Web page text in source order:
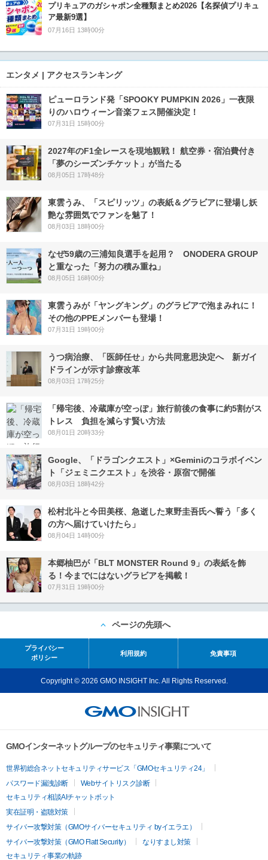
プリキュアのガシャポン全種類まとめ2026【名探偵プリキュ
ア最新9選】
07月16日 13時00分
エンタメ | アクセスランキング
ピューロランド発「SPOOKY PUMPKIN 2026」一夜限
りのハロウィーン音楽フェス開催決定！
07月31日 15時00分
2027年のF1全レースを現地観戦！ 航空券・宿泊費付き
「夢のシーズンチケット」が当たる
08月05日 17時48分
東雲うみ、「スピリッツ」の表紙＆グラビアに登場し妖
艶な雰囲気でファンを魅了！
08月03日 18時00分
なぜ59歳の三浦知良選手を起用？ ONODERA GROUP
と重なった「努力の積み重ね」
08月05日 16時00分
東雲うみが「ヤングキング」のグラビアで泡まみれに！
その他のPPEメンバーも登場！
07月31日 19時00分
うつ病治療、「医師任せ」から共同意思決定へ 新ガイ
ドラインが示す診療改革
08月03日 17時25分
「帰宅後、冷蔵庫が空っぽ」旅行前後の食事に約5割がス
トレス 負担を減らす賢い方法
08月01日 20時33分
Google、「ドラゴンクエスト」×Geminiのコラボイベン
ト「ジェミニクエスト」を渋谷・原宿で開催
08月03日 18時42分
松村北斗と今田美桜、急逝した東野圭吾氏へ誓う「多く
の方へ届けていけたら」
08月04日 14時00分
本郷柚巴が「BLT MONSTER Round 9」の表紙を飾
る！今までにはないグラビアを掲載！
07月31日 19時00分
ページの先頭へ
プライバシー
ポリシー
利用規約 免責事項
Copyright © 2026 GMO INSIGHT Inc. All Rights Reserved.
GMOインターネットグループのセキュリティ事業について
世界初総合ネットセキュリティサービス「GMOセキュリティ24」
パスワード漏洩診断
Webサイトリスク診断
セキュリティ相談AIチャットボット
実在証明・盗聴対策
サイバー攻撃対策（GMOサイバーセキュリティ byイエラエ）
サイバー攻撃対策（GMO Flatt Security）
なりすまし対策
セキュリティ事業の軌跡